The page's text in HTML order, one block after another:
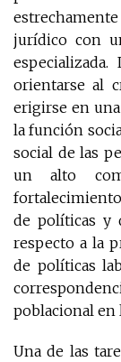
jurídico con
orientarse al
erigirse en
la función
social de las
un alto
de políticas y
respecto a la
de políticas
poblacional en
Una de las